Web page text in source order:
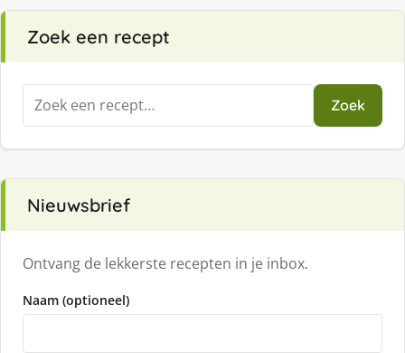
Zoek een recept
Zoeken
naar:
Zoek
Nieuwsbrief
Ontvang de lekkerste recepten in je inbox.
Naam (optioneel)